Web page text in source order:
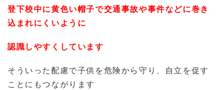
登下校中に黄色い帽子で交通事故や事件などに巻き
込まれにくいように
認識しやすくしています
そういった配慮で子供を危険から守り、自立を促す
ことにもつながります